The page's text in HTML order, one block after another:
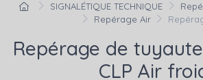
SIGNALÉTIQUE TECHNIQUE
Repérage Air
Repérage de
CLP Air